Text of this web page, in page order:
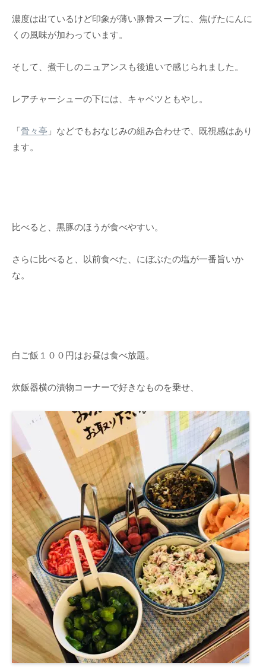
濃度は出ているけど印象が薄い豚骨スープに、焦げたにんに
くの風味が加わっています。
そして、煮干しのニュアンスも後追いで感じられました。
レアチャーシューの下には、キャベツともやし。
「骨々亭 」などでもおなじみの組み合わせで、既視感はあり
ます。
比べると、黒豚のほうが食べやすい。
さらに比べると、以前食べた、にぼぶたの塩が一番旨いか
な。
白ご飯１００円はお昼は食べ放題。
炊飯器横の漬物コーナーで好きなものを乗せ、